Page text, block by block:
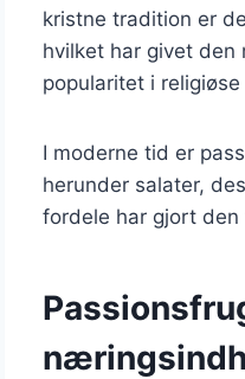
kristne tradition er
hvilket har givet den
popularitet i
I moderne tid er
herunder salater,
fordele har gjort